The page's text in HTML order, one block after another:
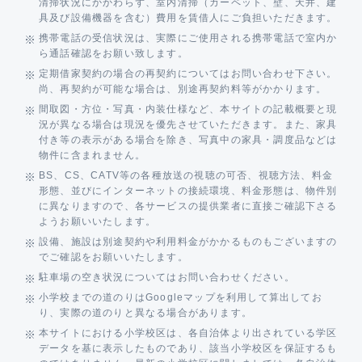
清掃状況にかかわらず、室内清掃（カーペット、壁、天井、建
具及び設備機器を含む）費用を賃借人にご負担いただきます。
携帯電話の受信状況は、実際にご使用される携帯電話で室内か
ら通話確認をお願い致します。
定期借家契約の場合の再契約についてはお問い合わせ下さい。
尚、再契約が可能な場合は、別途再契約料等がかかります。
間取図・方位・写真・内装仕様など、本サイトの記載概要と現
況が異なる場合は現況を優先させていただきます。また、家具
付き等の表示がある場合を除き、写真中の家具・調度品などは
物件に含まれません。
BS、CS、CATV等の各種放送の視聴の可否、視聴方法、料金
形態、並びにインターネットの接続環境、料金形態は、物件別
に異なりますので、各サービスの提供業者に直接ご確認下さる
ようお願いいたします。
設備、施設は別途契約や利用料金がかかるものもございますの
でご確認をお願いいたします。
駐車場の空き状況についてはお問い合わせください。
小学校までの道のりはGoogleマップを利用して算出してお
り、実際の道のりと異なる場合があります。
本サイトにおける小学校区は、各自治体より出されている学区
データを基に表示したものであり、該当小学校区を保証するも